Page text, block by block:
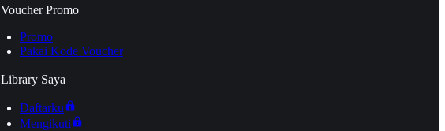
Voucher Promo
Promo
Pakai Kode Voucher
Library Saya
Daftarku
Mengikuti